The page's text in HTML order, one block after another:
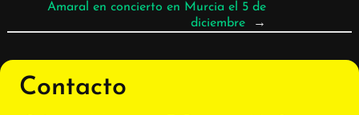
Amaral en concierto en Murcia el 5 de
diciembre
→
Contacto